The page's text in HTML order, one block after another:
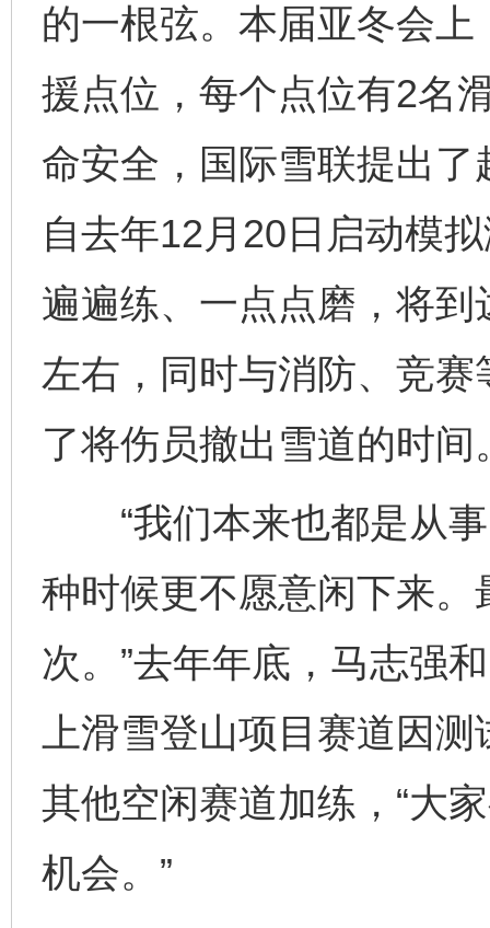
的一根弦。本届亚冬会
援点位，每个点位有2名
命安全，国际雪联提出了
自去年12月20日启动模
遍遍练、一点点磨，将
左右，同时与消防、竞
了将伤员撤出雪道的时间
“我们本来也都是从事
种时候更不愿意闲下来
次。”去年年底，马志强
上滑雪登山项目赛道因
其他空闲赛道加练，“大
机会。”